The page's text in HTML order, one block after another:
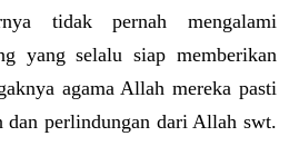
tidak pernah mengalami
yang selalu siap memberikan
agama Allah mereka pasti
dan perlindungan dari Allah swt.